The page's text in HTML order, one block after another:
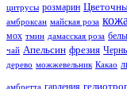
цитрусы розмарин
амброксан майская роза кожа
мох тмин дамасская роза
чай Апельсин фрезия
дерево можжевельник Какао
амбретта гардения